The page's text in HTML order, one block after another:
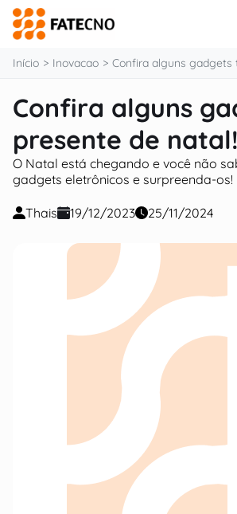
conteúdo
Início Inovacao Confira alguns gadgets
Confira alguns
presente de natal!
O Natal está chegando e você não
gadgets eletrônicos e surpreenda-os!
Thais 19/12/2023 25/11/2024